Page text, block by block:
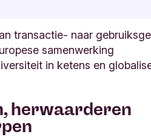
transactie- naar
samenwerking
in ketens en
herwaarderen